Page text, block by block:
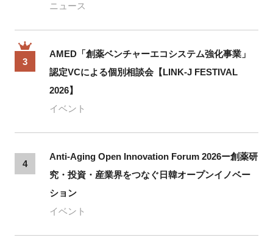
ニュース
3
AMED「創薬ベンチャーエコシステム強化事業」
認定VCによる個別相談会【LINK-J FESTIVAL
2026】
イベント
4
Anti-Aging Open Innovation Forum 2026ー創薬研
究・投資・産業界をつなぐ日韓オープンイノベー
ション
イベント